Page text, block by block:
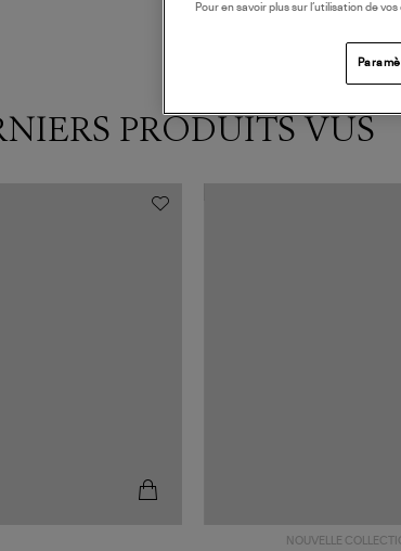
PRODUITS VUS
NOUVELLE
Pour en savoir plus sur l’utilisation de vos